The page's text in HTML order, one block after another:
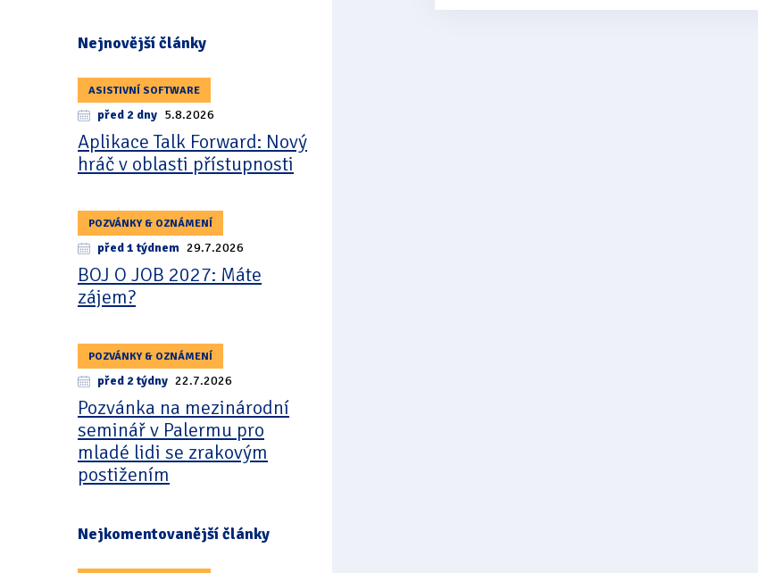
Nejnovější články
ASISTIVNÍ SOFTWARE
před 2 dny 5.8.2026
Aplikace Talk Forward: Nový
hráč v oblasti přístupnosti
POZVÁNKY & OZNÁMENÍ
před 1 týdnem 29.7.2026
BOJ O JOB 2027: Máte
zájem?
POZVÁNKY & OZNÁMENÍ
před 2 týdny 22.7.2026
Pozvánka na mezinárodní
seminář v Palermu pro
mladé lidi se zrakovým
postižením
Nejkomentovanější články